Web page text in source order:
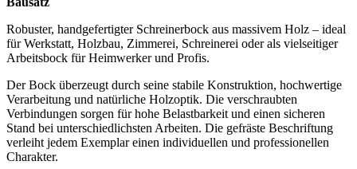
Robuster, handgefertigter Schreinerbock aus massivem Holz – ideal
für Werkstatt, Holzbau, Zimmerei, Schreinerei oder als vielseitiger
Arbeitsbock für Heimwerker und Profis.
Der Bock überzeugt durch seine stabile Konstruktion, hochwertige
Verarbeitung und natürliche Holzoptik. Die verschraubten
Verbindungen sorgen für hohe Belastbarkeit und einen sicheren
Stand bei unterschiedlichsten Arbeiten. Die gefräste Beschriftung
verleiht jedem Exemplar einen individuellen und professionellen
Charakter.